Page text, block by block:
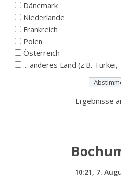
Dänemark
Niederlande
Frankreich
Polen
Österreich
... anderes Land (z.B. Türkei,
Ergebnisse
10:21, 7.